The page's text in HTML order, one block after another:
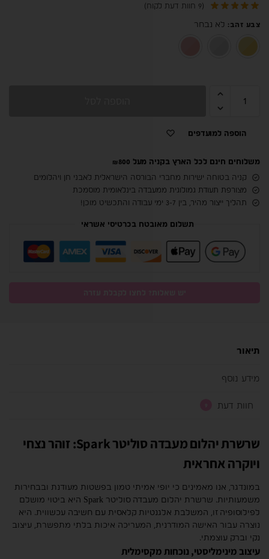
(
9 חוות דעת לקוח)
צבע זהב : לא נבחר
הוספה למועדפים
משלוחים חינם לכל הארץ בקניה מעל ₪800
קניה בטוחה ישירות מחברי הבורסה הישראלית לאבני חן ויהלומים
מצורפת תעודת גמולוגית ממעבדה בינלאומית מוסמכת
תהליך ייצור מהיר, בין 3-7 ימי עבודה והתכשיט מוכן!
תשלום מאובטח בכרטיסי אשראי
תיאור
מידע נוסף
חוות דעת
שרשרת יהלום מעבדה סוליטר Spark: זוהר נצחי
ויוקרה אחראית
במונדגר, אנו מאמינים כי יופי אמיתי טמון בפשטות מעודנת ובבחירות
משמעותיות. שרשרת יהלום מעבדה סוליטר Spark היא ביטוי מושלם
לפילוסופיה זו, המשלבת אלגנטיות קלאסית עם חשיבה עכשווית. היא
נוצרה עבור האישה המודרנית, המעריכה איכות בלתי מתפשרת, עיצוב
נקי וברק עוצמתי.
עיצוב מינימליסטי, נוכחות מקסימלית